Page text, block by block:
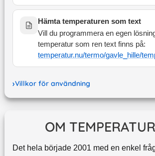
Hämta temperaturen som text
Vill du programmera en egen
temperatur som ren text finns på:
temperatur.nu/termo/gavle_hille/
Villkor för användning
OM
Det hela började 2001 med en enkel